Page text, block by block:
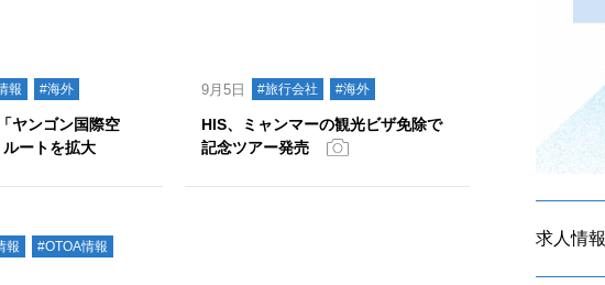
報 #海外
ヤンゴン国際空
ートを拡大
9月5日 #旅行会社 #海外
HIS、ミャンマーの観光ビザ免除で
記念ツアー発売
報
#OTOA情報
求人情報